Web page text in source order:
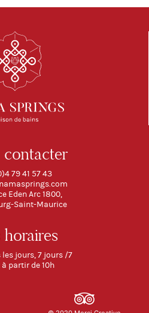
79 41 57 43
Eden Arc 1800,
Saint-Maurice
les jours, 7 jours /7
partir de 10h